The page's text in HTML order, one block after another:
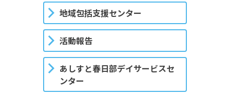
地域包括支援センター
活動報告
あしすと春日部デイサービスセ
ンター